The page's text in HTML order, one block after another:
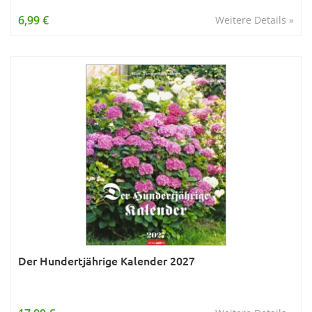
Young Adult
Weitere Details »
6,99 €
Der Hundertjährige Kalender 2027